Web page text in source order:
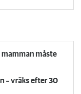
mamman måste
– vräks efter 30